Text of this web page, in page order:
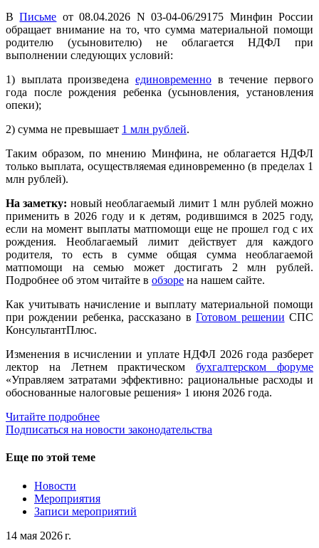
ВПисьме от 08.04.2026 N 03-04-06/29175 Минфин России
обращает внимание на то, что сумма материальной помощи
родителю (усыновителю) не облагается НДФЛ при
выполнении следующих условий:
1) выплата произведена единовременно в течение первого
года после рождения ребенка (усыновления, установления
опеки);
2) сумма не превышает 1 млн рублей.
Таким образом, по мнению Минфина, не облагается НДФЛ
только выплата, осуществляемая единовременно (в пределах 1
млн рублей).
На заметку: новый необлагаемый лимит 1 млн рублей можно
применить в 2026 году и к детям, родившимся в 2025 году,
если на момент выплаты матпомощи еще не прошел год с их
рождения. Необлагаемый лимит действует для каждого
родителя, то есть в сумме общая сумма необлагаемой
матпомощи на семью может достигать 2 млн рублей.
Подробнее об этом читайте в обзоре на нашем сайте.
Как учитывать начисление и выплату материальной помощи
при рождении ребенка, рассказано вГотовом решении СПС
КонсультантПлюс.
Изменения в исчислении и уплате НДФЛ 2026 года разберет
лектор на Летнем практическомбухгалтерском форуме
«Управляем затратами эффективно: рациональные расходы и
обоснованные налоговые решения» 1 июня 2026 года.
Читайте подробнее
Подписаться на новости законодательства
Еще по этой теме
Новости
Мероприятия
Записи мероприятий
14 мая 2026 г.